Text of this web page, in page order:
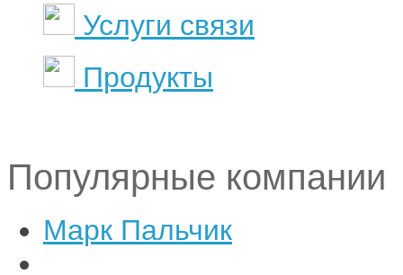
Услуги связи
Продукты
Популярные компании
Марк Пальчик